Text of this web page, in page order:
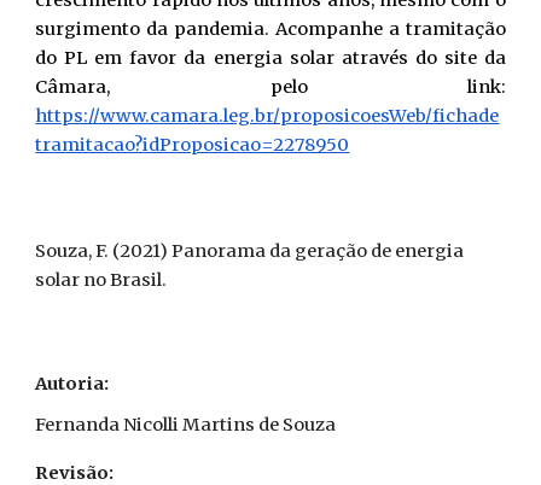
surgimento da pandemia. Acompanhe a tramitação
do PL em favor da energia solar através do site da
Câmara, pelo link:
https://www.camara.leg.br/proposicoesWeb/fichade
tramitacao?idProposicao=2278950
Souza, F. (2021)Panorama da geração de energia
solar no Brasil.
Autoria:
Fernanda Nicolli Martins de Souza
Revisão: